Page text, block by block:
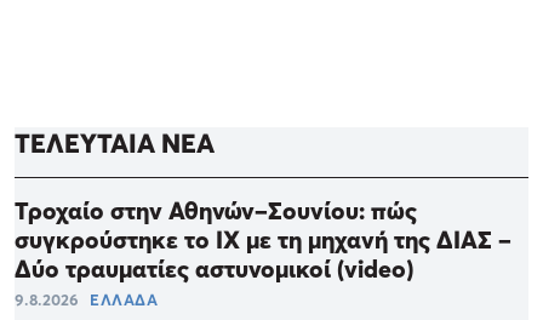
ΤΕΛΕΥΤΑΙΑ ΝΕΑ
Τροχαίο στην Αθηνών–Σουνίου: πώς
συγκρούστηκε το ΙΧ με τη μηχανή της ΔΙΑΣ –
Δύο τραυματίες αστυνομικοί (video)
9.8.2026 ΕΛΛΑΔΑ